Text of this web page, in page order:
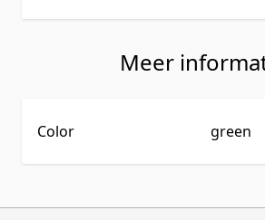
Meer
Color green